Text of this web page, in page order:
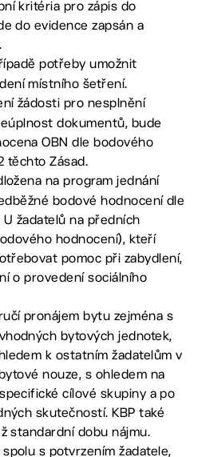
kritéria pro zápis do
do evidence zapsán a
potřeby umožnit
místního šetření.
žádosti pro nesplnění
dokumentů, bude
OBN dle bodového
těchto Zásad.
na program jednání
bodové hodnocení dle
žadatelů na předních
hodnocení), kteří
pomoc při zabydlení,
o provedení sociálního
pronájem bytu zejména s
bytových jednotek,
k ostatním žadatelům v
nouze, s ohledem na
cílové skupiny a po
skutečností. KBP také
standardní dobu nájmu.
s potvrzením žadatele,